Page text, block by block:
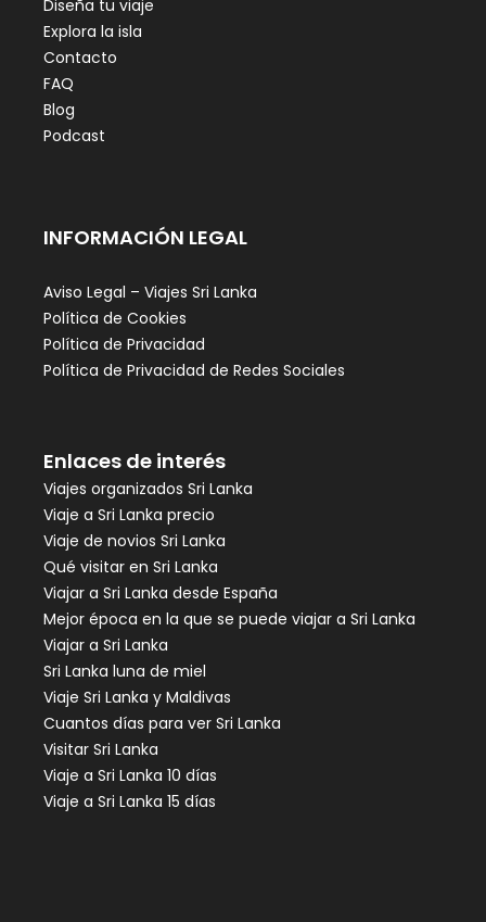
Diseña tu viaje
Explora la isla
Contacto
FAQ
Blog
Podcast
INFORMACIÓN LEGAL
Aviso Legal – Viajes Sri Lanka
Política de Cookies
Política de Privacidad
Política de Privacidad de Redes Sociales
Enlaces de interés
Viajes organizados Sri Lanka
Viaje a Sri Lanka precio
Viaje de novios Sri Lanka
Qué visitar en Sri Lanka
Viajar a Sri Lanka desde España
Mejor época en la que se puede viajar a Sri Lanka
Viajar a Sri Lanka
Sri Lanka luna de miel
Viaje Sri Lanka y Maldivas
Cuantos días para ver Sri Lanka
Visitar Sri Lanka
Viaje a Sri Lanka 10 días
Viaje a Sri Lanka 15 días